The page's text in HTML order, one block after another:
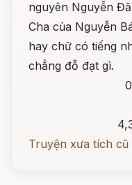
nguyên Nguyễn
Cha của Nguyễn
hay chữ có tiếng
chẳng đỗ đạt gì.
Truyện xưa tích cũ